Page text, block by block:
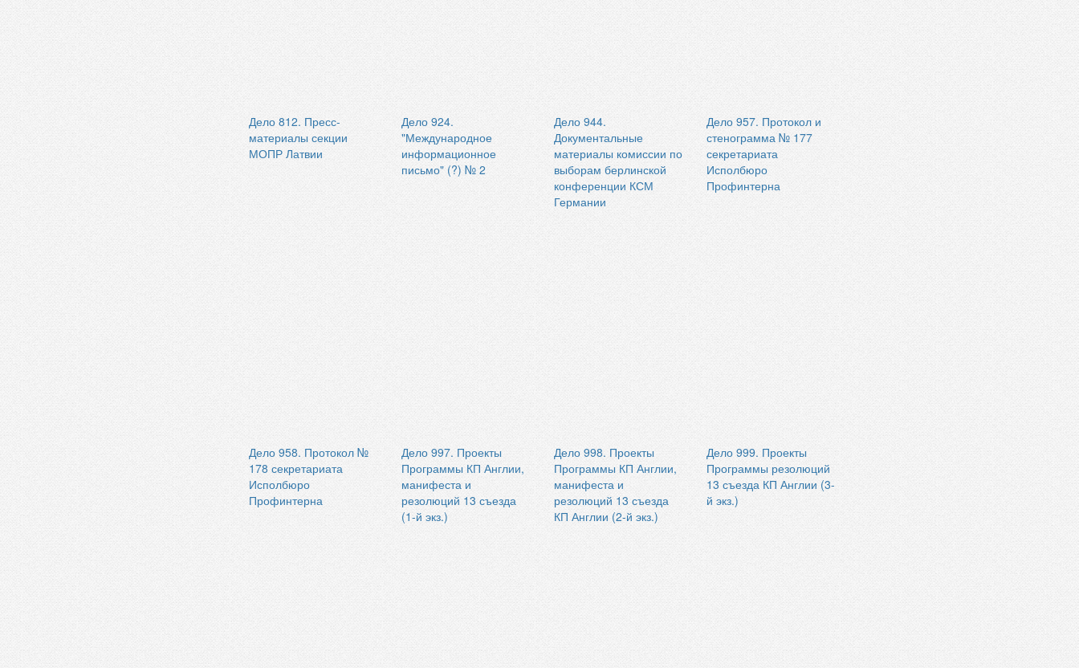
Дело 812. Пресс-
материалы секции
МОПР Латвии
Дело 924.
"Международное
информационное
письмо" (?) № 2
Дело 944.
Документальные
материалы комиссии по
выборам берлинской
конференции КСМ
Германии
Дело 957. Протокол и
стенограмма № 177
секретариата
Исполбюро
Профинтерна
Дело 958. Протокол №
178 секретариата
Исполбюро
Профинтерна
Дело 997. Проекты
Программы КП Англии,
манифеста и
резолюций 13 съезда
(1-й экз.)
Дело 998. Проекты
Программы КП Англии,
манифеста и
резолюций 13 съезда
КП Англии (2-й экз.)
Дело 999. Проекты
Программы резолюций
13 съезда КП Англии (3-
й экз.)